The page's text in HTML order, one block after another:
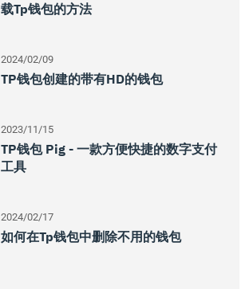
载tp钱包的方法
2024/02/09
TP钱包创建的带有HD的钱包
2023/11/15
TP钱包 Pig - 一款方便快捷的数字支付
工具
2024/02/17
如何在tp钱包中删除不用的钱包